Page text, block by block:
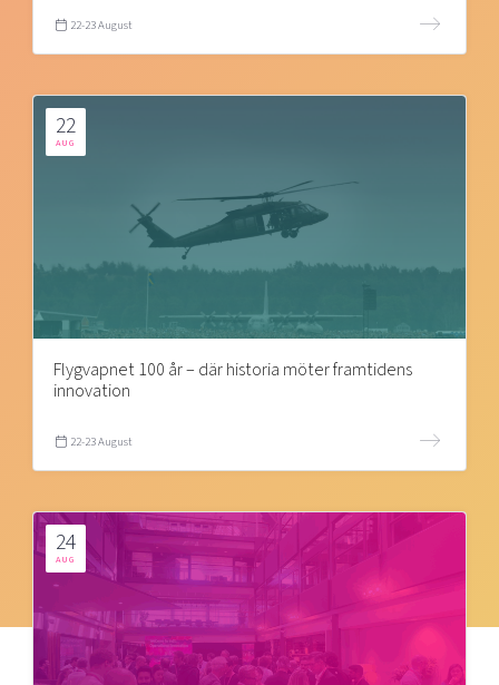
22-23 August
22
AUG
Flygvapnet 100 år – där historia möter framtidens
innovation
22-23 August
24
AUG